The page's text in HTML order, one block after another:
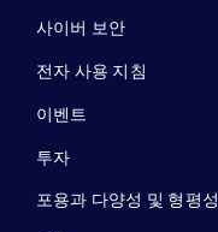
사이버 보안
전자 사용 지침
이벤트
투자
포용과 다양성 및 형평성